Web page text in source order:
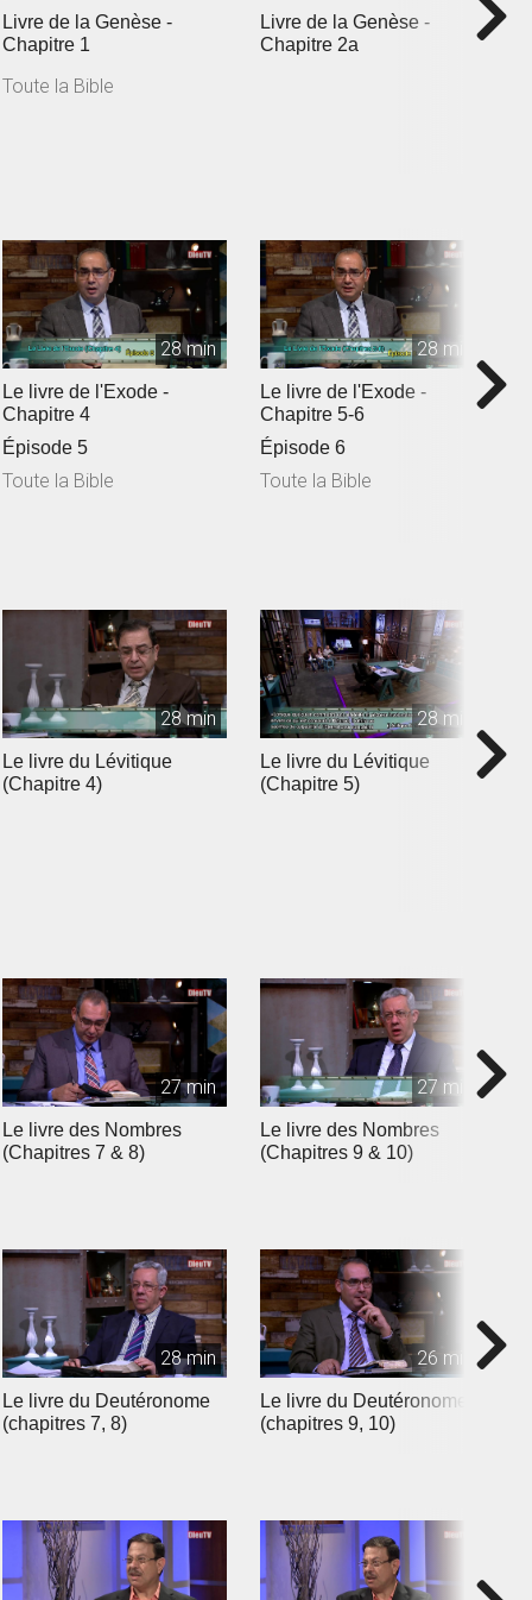
Livre de la Genèse -
Chapitre 1
Toute la Bible
Livre de la Genèse -
Chapitre 2a
28 min
Le livre de l'Exode -
Chapitre 4
Épisode 5
Toute la Bible
28 min
Le livre de l'Exode -
Chapitre 5-6
Épisode 6
Toute la Bible
28 min
Le livre du Lévitique
(Chapitre 4)
28 min
Le livre du Lévitique
(Chapitre 5)
27 min
Le livre des Nombres
(Chapitres 7 & 8)
27 min
Le livre des Nombres
(Chapitres 9 & 10)
28 min
Le livre du Deutéronome
(chapitres 7, 8)
26 min
Le livre du Deutéronome
(chapitres 9, 10)